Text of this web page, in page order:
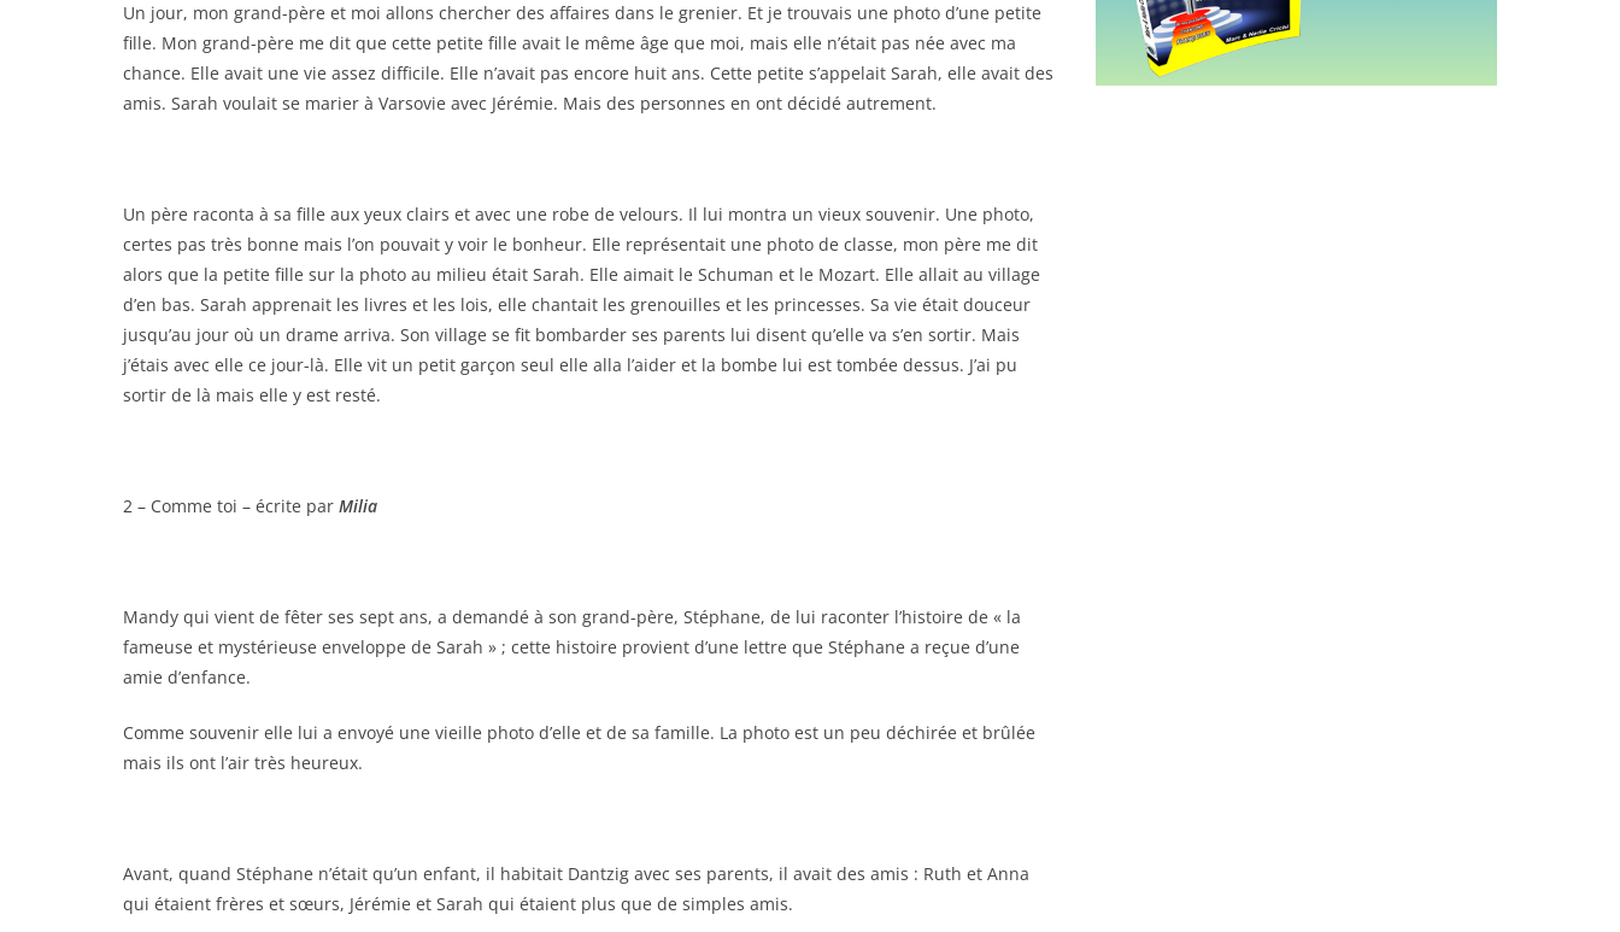
Un jour, mon grand-père et moi allons chercher des affaires dans le grenier. Et je trouvais une photo d’une petite
fille. Mon grand-père me dit que cette petite fille avait le même âge que moi, mais elle n’était pas née avec ma
chance. Elle avait une vie assez difficile. Elle n’avait pas encore huit ans. Cette petite s’appelait Sarah, elle avait des
amis. Sarah voulait se marier à Varsovie avec Jérémie. Mais des personnes en ont décidé autrement.
Un père raconta à sa fille aux yeux clairs et avec une robe de velours. Il lui montra un vieux souvenir. Une photo,
certes pas très bonne mais l’on pouvait y voir le bonheur. Elle représentait une photo de classe, mon père me dit
alors que la petite fille sur la photo au milieu était Sarah. Elle aimait le Schuman et le Mozart. Elle allait au village
d’en bas. Sarah apprenait les livres et les lois, elle chantait les grenouilles et les princesses. Sa vie était douceur
jusqu’au jour où un drame arriva. Son village se fit bombarder ses parents lui disent qu’elle va s’en sortir. Mais
j’étais avec elle ce jour-là. Elle vit un petit garçon seul elle alla l’aider et la bombe lui est tombée dessus. J’ai pu
sortir de là mais elle y est resté.
2 – Comme toi – écrite par Milia
Mandy qui vient de fêter ses sept ans, a demandé à son grand-père, Stéphane, de lui raconter l’histoire de « la
fameuse et mystérieuse enveloppe de Sarah » ; cette histoire provient d’une lettre que Stéphane a reçue d’une
amie d’enfance.
Comme souvenir elle lui a envoyé une vieille photo d’elle et de sa famille. La photo est un peu déchirée et brûlée
mais ils ont l’air très heureux.
Avant, quand Stéphane n’était qu’un enfant, il habitait Dantzig avec ses parents, il avait des amis : Ruth et Anna
qui étaient frères et sœurs, Jérémie et Sarah qui étaient plus que de simples amis.